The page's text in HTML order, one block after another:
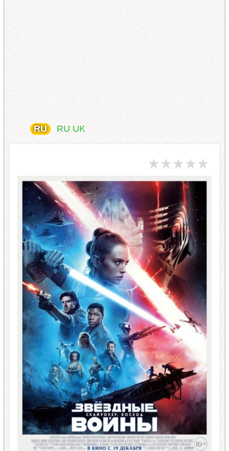
RU RU UK